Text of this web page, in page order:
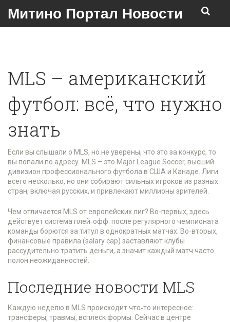
Митино Портал Новости
MLS – американский
футбол: всё, что нужно
знать
Если вы слышали о MLS, но не уверены, что это за конкурс, то
вы попали по адресу. MLS – это Major League Soccer, высший
дивизион профессионального футбола в США и Канаде. Лиги
всего несколько, но они собирают сильных игроков из разных
стран, включая русских, и привлекают миллионы зрителей.
Чем отличается MLS от европейских лиг? Во-первых, здесь
действует система плей‑офф: после регулярного чемпионата
команды борются за титул в однократных матчах. Во‑вторых,
финансовые правила (salary cap) заставляют клубы
рассудительно тратить деньги, а значит каждый матч часто
полон неожиданностей.
Последние новости MLS
Каждую неделю в MLS происходит что‑то интересное:
трансферы, травмы, всплеск формы. Сейчас в центре